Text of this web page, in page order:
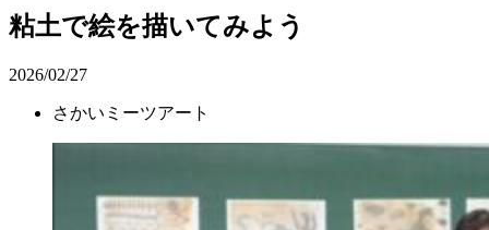
粘土で絵を描いてみよう
2026/02/27
さかいミーツアート